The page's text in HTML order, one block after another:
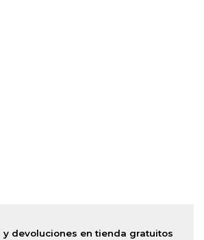
y devoluciones en tienda gratuitos